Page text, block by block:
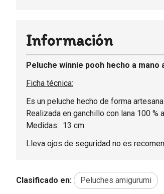
Información
Peluche winnie pooh hecho a mano
Ficha técnica:
Es un peluche hecho de forma
Realizada en ganchillo con lana 100
Medidas: 13 cm
Lleva ojos de seguridad no es
Clasificado en: Peluches amigurumi